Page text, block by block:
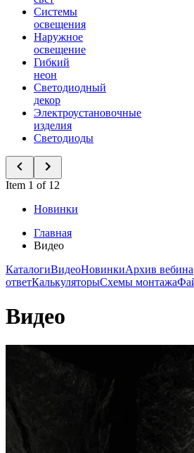
Системы
освещения
Наружное
освещение
Гибкий
неон
Светодиодный
декор
Электроустановочные
изделия
Светодиоды
Item 1 of 12
Новинки
Главная
Видео
КаталогиВидеоНовинкиАрхив
ответКалькуляторыСхемы монтажа
Видео